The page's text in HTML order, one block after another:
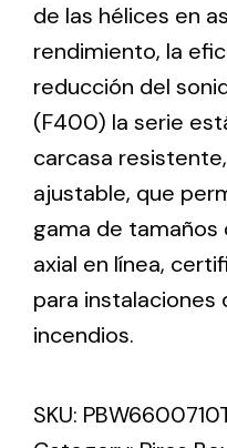
Iluminación
Variedad de
de necesidades.
Solar lighting
Variety of solar
de las hélices en
rendimiento, la
reducción del
(F400) la serie
carcasa
ajustable, que
gama de
axial en línea,
para instalaciones
incendios.
SKU: